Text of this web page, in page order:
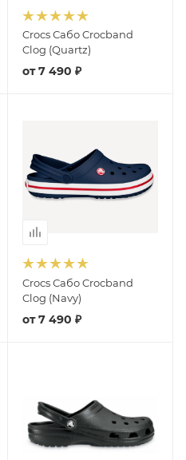
Crocs Сабо Crocband
Clog (Quartz)
от7 490 ₽
Crocs Сабо Crocband
Clog (Navy)
от7 490 ₽